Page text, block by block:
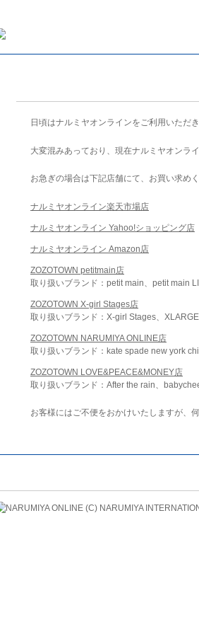
日頃はナルミヤオンラインをご利用いただ
大変混みあっており、現在ナルミヤオンラ
お急ぎの場合は下記店舗にて、お買い求めく
ナルミヤオンライン楽天市場店
ナルミヤオンライン Yahoo!ショッピング店
ナルミヤオンライン Amazon店
ZOZOTOWN petitmain店
取り扱いブランド：petit main、petit main
ZOZOTOWN X-girl Stages店
取り扱いブランド：X-girl Stages、
ZOZOTOWN NARUMIYA ONLINE店
取り扱いブランド：kate spade new york
ZOZOTOWN LOVE&PEACE&MONEY店
取り扱いブランド：After the rain、
お客様にはご不便をおかけいたしますが、